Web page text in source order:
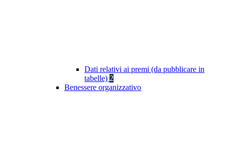
Dati relativi ai premi (da pubblicare in
tabelle) 2
Benessere organizzativo